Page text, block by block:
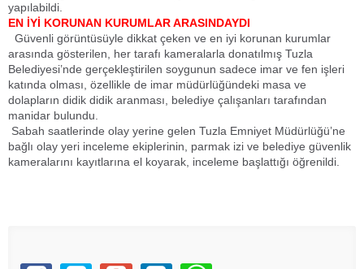
yapılabildi.
EN İYİ KORUNAN KURUMLAR ARASINDAYDI
Güvenli görüntüsüyle dikkat çeken ve en iyi korunan kurumlar
arasında gösterilen, her tarafı kameralarla donatılmış Tuzla
Belediyesi’nde gerçekleştirilen soygunun sadece imar ve fen işleri
katında olması, özellikle de imar müdürlüğündeki masa ve
dolapların didik didik aranması, belediye çalışanları tarafından
manidar bulundu.
Sabah saatlerinde olay yerine gelen Tuzla Emniyet Müdürlüğü’ne
bağlı olay yeri inceleme ekiplerinin, parmak izi ve belediye güvenlik
kameralarını kayıtlarına el koyarak, inceleme başlattığı öğrenildi.